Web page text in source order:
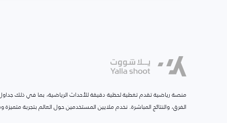
منصة رياضية تقدم تغطية لحظية دقيقة للأحداث الرياضية، بما في ذلك جداول
الفرق، والنتائج المباشرة. نخدم ملايين المستخدمين حول العالم بتجربة